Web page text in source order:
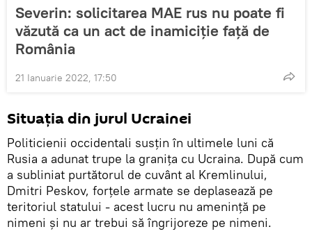
Severin: solicitarea MAE rus nu poate fi
văzută ca un act de inamiciție față de
România
21 Ianuarie 2022, 17:50
Situația din jurul Ucrainei
Politicienii occidentali susțin în ultimele luni că
Rusia a adunat trupe la granița cu Ucraina. După cum
a subliniat purtătorul de cuvânt al Kremlinului,
Dmitri Peskov, forțele armate se deplasează pe
teritoriul statului - acest lucru nu amenință pe
nimeni și nu ar trebui să îngrijoreze pe nimeni.